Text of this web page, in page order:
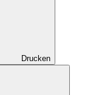
Drucken